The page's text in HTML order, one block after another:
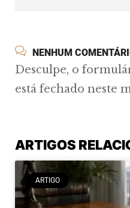
NENHUM
Desculpe, o
está fechado neste
ARTIGOS
ARTIGO